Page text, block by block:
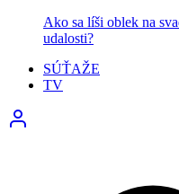
Ako sa líši oblek na
udalosti?
SÚŤAŽE
TV